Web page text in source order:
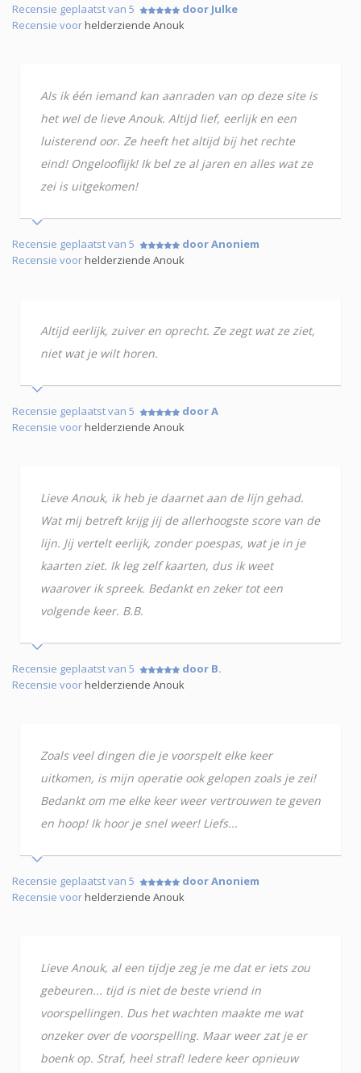
Recensie geplaatst van 5
door Julke
Recensie voorhelderziende Anouk
Als ik één iemand kan aanraden van op deze site is
het wel de lieve Anouk. Altijd lief, eerlijk en een
luisterend oor. Ze heeft het altijd bij het rechte
eind! Ongelooflijk! Ik bel ze al jaren en alles wat ze
zei is uitgekomen!
Recensie geplaatst van 5
door Anoniem
Recensie voorhelderziende Anouk
Altijd eerlijk, zuiver en oprecht. Ze zegt wat ze ziet,
niet wat je wilt horen.
Recensie geplaatst van 5
door A
Recensie voorhelderziende Anouk
Lieve Anouk, ik heb je daarnet aan de lijn gehad.
Wat mij betreft krijg jij de allerhoogste score van de
lijn. Jij vertelt eerlijk, zonder poespas, wat je in je
kaarten ziet. Ik leg zelf kaarten, dus ik weet
waarover ik spreek. Bedankt en zeker tot een
volgende keer. B.B.
Recensie geplaatst van 5
door B.
Recensie voorhelderziende Anouk
Zoals veel dingen die je voorspelt elke keer
uitkomen, is mijn operatie ook gelopen zoals je zei!
Bedankt om me elke keer weer vertrouwen te geven
en hoop! Ik hoor je snel weer! Liefs...
Recensie geplaatst van 5
door Anoniem
Recensie voorhelderziende Anouk
Lieve Anouk, al een tijdje zeg je me dat er iets zou
gebeuren... tijd is niet de beste vriend in
voorspellingen. Dus het wachten maakte me wat
onzeker over de voorspelling. Maar weer zat je er
boenk op. Straf, heel straf! Iedere keer opnieuw